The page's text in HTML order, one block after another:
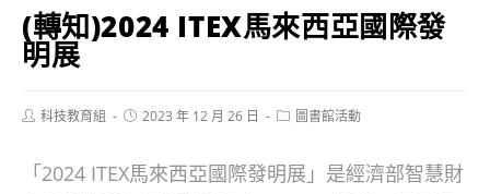
(轉知)2024 ITEX馬來西亞國際發
明展
Post科技教育組
Post2023 年 12 月 26 日
Post圖書館活動
「2024 ITEX馬來西亞國際發明展」是經濟部智慧財